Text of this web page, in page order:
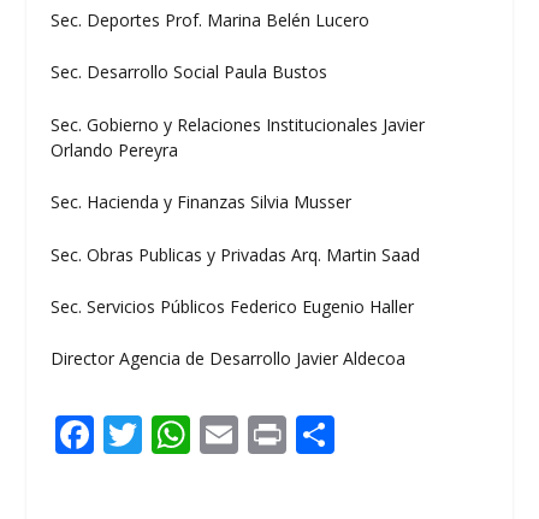
Sec. Deportes Prof. Marina Belén Lucero
Sec. Desarrollo Social Paula Bustos
Sec. Gobierno y Relaciones Institucionales Javier
Orlando Pereyra
Sec. Hacienda y Finanzas Silvia Musser
Sec. Obras Publicas y Privadas Arq. Martin Saad
Sec. Servicios Públicos Federico Eugenio Haller
Director Agencia de Desarrollo Javier Aldecoa
F T W E Pr